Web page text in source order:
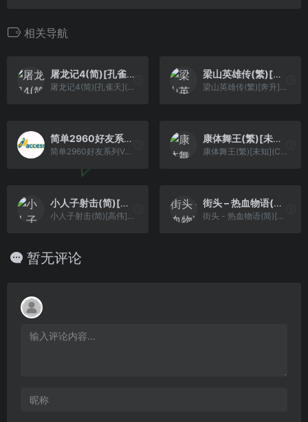
相关导航
屠龙记4(简)[孔雀天](JP)[ACT](1.5Mb)
屠龙记4(简)[孔雀天](JP)[ACT](1.5Mb)
梁山英雄传(繁)[奔升](CN)[SLG](4Mb)
梁山英雄传(繁)[奔升](CN)[SLG](4Mb)
简单2960好友系列Vol.1 – 桌面游戏合集[Guys](简)(JP)(32Mb)
简单2960好友系列Vol.1 - 桌面游戏合集[Guys](简)(JP)(32Mb)
康体舞王(繁)[未知](CN)[ETC](2Mb)
康体舞王(繁)[未知](CN)[ETC](2Mb)
小人子射击(简)[高伟](JP)[STG](2Mb)
小人子射击(简)[高伟](JP)[STG](2Mb)
街头 – 热血物语(简)[madcell](JP)[ACT](2.5Mb)
街头 - 热血物语(简)[madcell](JP)[ACT](2.5Mb)
暂无评论